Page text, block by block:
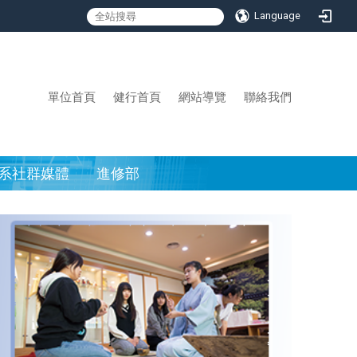
Language
單位首頁 健行首頁 網站導覽 聯絡我們
社群媒體 進修部